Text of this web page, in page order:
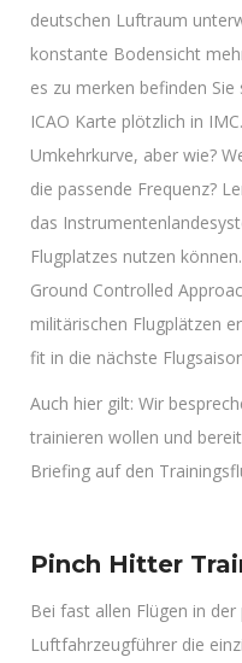
deutschen Luftraum
konstante Bodensicht
es zu merken befinden
ICAO Karte plötzlich in
Umkehrkurve, aber wie?
die passende Frequenz?
das
Flugplatzes nutzen
Ground Controlled
militärischen Flugplätzen
fit in die nächste
Auch hier gilt: Wir
trainieren wollen und
Briefing auf den
Pinch Hitter
Bei fast allen Flügen in
Luftfahrzeugführer die